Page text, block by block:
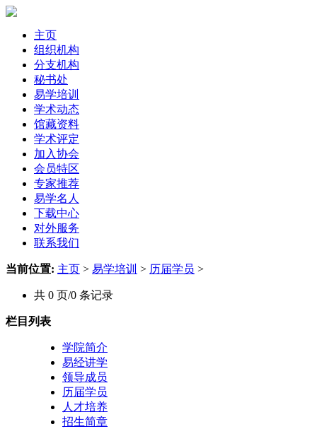
主页
组织机构
分支机构
秘书处
易学培训
学术动态
馆藏资料
学术评定
加入协会
会员特区
专家推荐
易学名人
下载中心
对外服务
联系我们
当前位置: 主页 > 易学培训 > 历届学员 >
共 0 页/0 条记录
栏目列表
学院简介
易经讲学
领导成员
历届学员
人才培养
招生简章